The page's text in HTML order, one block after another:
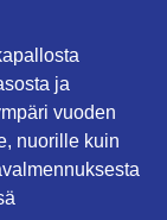
ja
vuoden
nuorille kuin